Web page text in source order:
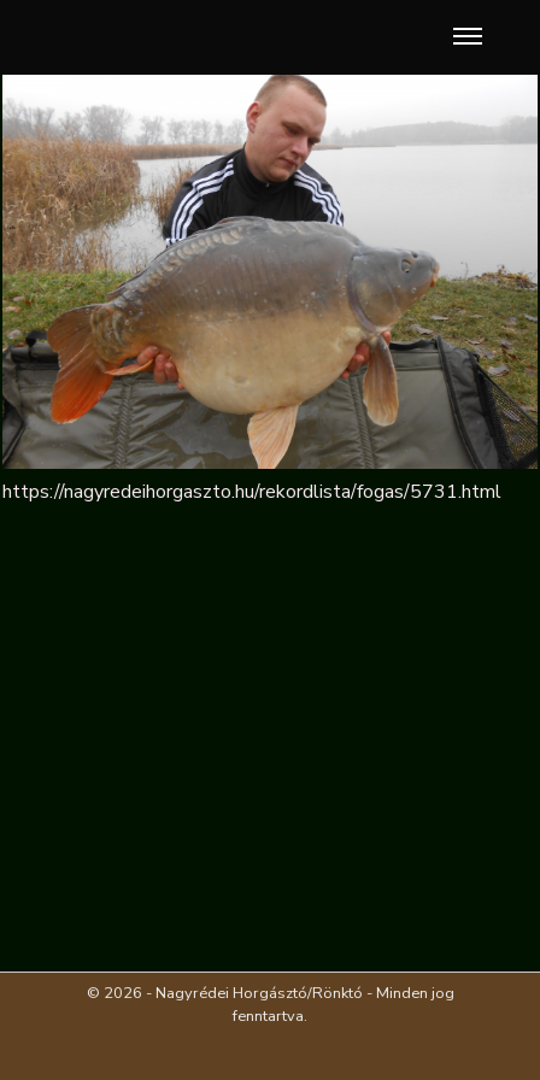
https://nagyredeihorgaszto.hu/rekordlista/fogas/5731.html
© 2026 - Nagyrédei Horgásztó/Rönktó - Minden jog
fenntartva.